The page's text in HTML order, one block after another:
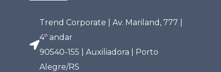
Trend Corporate | Av. Mariland, 777 |
4º andar
90540-155 | Auxiliadora | Porto
Alegre/RS